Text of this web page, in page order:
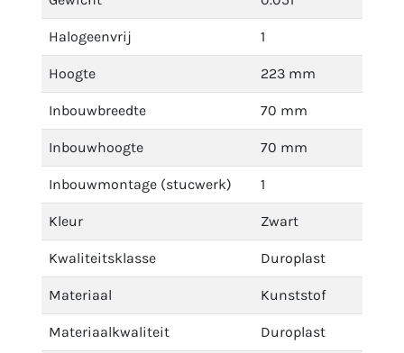
Halogeenvrij 1
Hoogte 223 mm
Inbouwbreedte 70 mm
Inbouwhoogte 70 mm
Inbouwmontage (stucwerk) 1
Kleur Zwart
Kwaliteitsklasse Duroplast
Materiaal Kunststof
Materiaalkwaliteit Duroplast